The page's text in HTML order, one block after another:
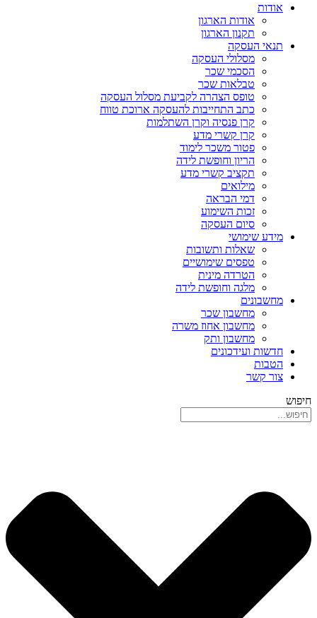
אודות
אודות הארגון
תקנון הארגון
תנאי העסקה
מסלולי העסקה
הסכמי שכר
טבלאות שכר
טופס הצהרה לקביעת מסלול העסקה
כתב התחייבות להעסקה ארוכת טווח
קרן פנסיה וקרן השתלמות
קרן קשרי מדע
פטור משכר לימוד
הריון וחופשת לידה
תקציב קשרי מדע
מילואים
דמי הבראה
זכות השימוע
סיום העסקה
מידע שימושי
שאלות ותשובות
טפסים שימושיים
הטרדה מינית
מלגה וחופשת לידה
מחשבונים
מחשבון שכר
מחשבון אחוז משרה
מחשבון ותק
חדשות ועידכונים
הטבות
צור קשר
חיפוש